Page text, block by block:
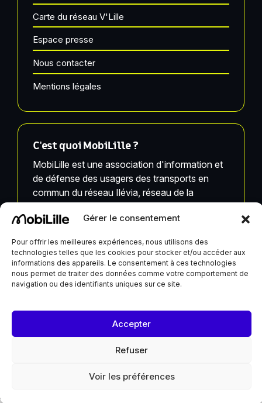
Gérer le consentement
Pour offrir les meilleures expériences, nous utilisons des
technologies telles que les cookies pour stocker et/ou accéder aux
informations des appareils. Le consentement à ces technologies
nous permet de traiter des données comme votre comportement de
navigation ou des identifiants uniques sur ce site.
Accepter
Refuser
Voir les préférences
Carte du réseau V'Lille
Espace presse
Nous contacter
Mentions légales
C'est quoi MobiLille ?
MobiLille est une association d'information et
de défense des usagers des transports en
commun du réseau Ilévia, réseau de la
Métropole Européenne de Lille.
sont pas liées à Ilévia.
MobiLille reçoit un soutien de la Ville de Lille et du